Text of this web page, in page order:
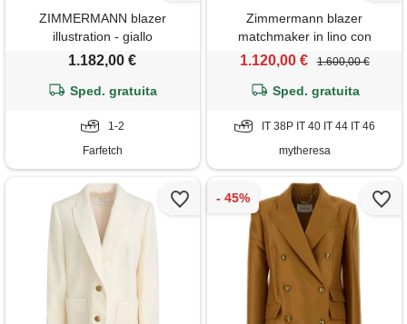
ZIMMERMANN blazer
illustration - giallo
1.182,00 €
Sped. gratuita
1-2
Farfetch
Zimmermann blazer
matchmaker in lino con
stampa
1.120,00 € 1.600,00 €
Sped. gratuita
IT 38P IT 40 IT 44 IT 46
mytheresa